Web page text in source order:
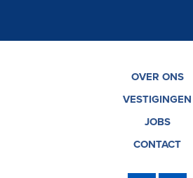
OVER ONS
VESTIGINGEN
JOBS
CONTACT